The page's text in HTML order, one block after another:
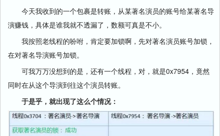
今天我收到的一个包裹是转账，从某著名演员的账号给某著名导
演赚钱，具体是谁我就不透漏了，数额可真是不小。
我按照老线程的吩咐，肯定要加锁啊，先对著名演员账号加锁，
在对著名导演账号加锁。
可我万万没想到的是，还有一个线程，对，就是0x7954，竟然
同时在从这个导演到往这个演员转账。
于是乎，就出现了这么个情况：